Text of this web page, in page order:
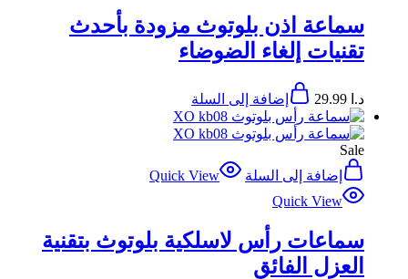
سماعة اذن بلوتوث مزودة بأحدث
تقنيات إلغاء الضوضاء
د.ا إضافة إلى السلة
Sale
إضافة إلى السلة
Quick View
Quick View
سماعات رأس لاسلكية بلوتوث بتقنية
العزل الفائق